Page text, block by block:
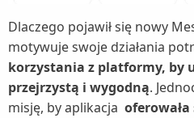
Dlaczego pojawił się nowy
motywuje swoje działania
korzystania z platformy, by
przejrzystą i wygodną.
misję, by aplikacja